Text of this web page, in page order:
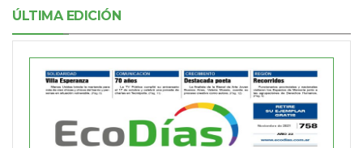
ÚLTIMA EDICIÓN